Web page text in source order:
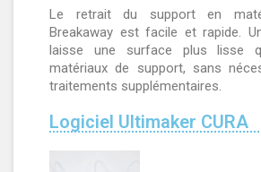
Le retrait du support en
Breakaway est facile et rapide.
laisse une surface plus lisse
matériaux de support, sans
traitements supplémentaires.
Logiciel Ultimaker CURA